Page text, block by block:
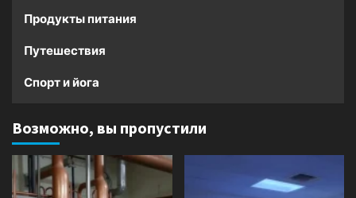
Продукты питания
Путешествия
Спорт и йога
Возможно, вы пропустили